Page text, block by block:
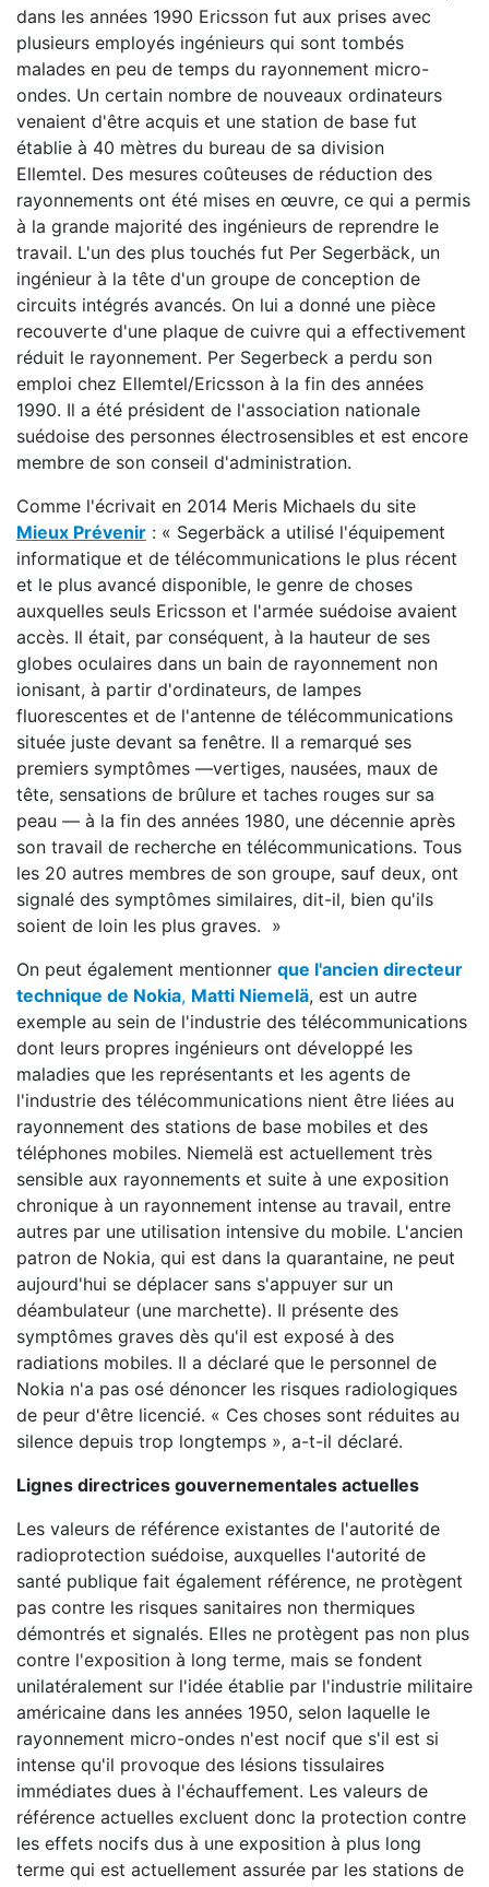
dans les années 1990 Ericsson fut aux prises avec
plusieurs employés ingénieurs qui sont tombés
malades en peu de temps du rayonnement micro-
ondes. Un certain nombre de nouveaux ordinateurs
venaient d'être acquis et une station de base fut
établie à 40 mètres du bureau de sa division
Ellemtel. Des mesures coûteuses de réduction des
rayonnements ont été mises en œuvre, ce qui a permis
à la grande majorité des ingénieurs de reprendre le
travail. L'un des plus touchés fut Per Segerbäck, un
ingénieur à la tête d'un groupe de conception de
circuits intégrés avancés. On lui a donné une pièce
recouverte d'une plaque de cuivre qui a effectivement
réduit le rayonnement. Per Segerbeck a perdu son
emploi chez Ellemtel/Ericsson à la fin des années
1990. Il a été président de l'association nationale
suédoise des personnes électrosensibles et est encore
membre de son conseil d'administration.
Comme l'écrivait en 2014 Meris Michaels du site
Mieux Prévenir : « Segerbäck a utilisé l'équipement
informatique et de télécommunications le plus récent
et le plus avancé disponible, le genre de choses
auxquelles seuls Ericsson et l'armée suédoise avaient
accès. Il était, par conséquent, à la hauteur de ses
globes oculaires dans un bain de rayonnement non
ionisant, à partir d'ordinateurs, de lampes
fluorescentes et de l'antenne de télécommunications
située juste devant sa fenêtre. Il a remarqué ses
premiers symptômes —vertiges, nausées, maux de
tête, sensations de brûlure et taches rouges sur sa
peau — à la fin des années 1980, une décennie après
son travail de recherche en télécommunications. Tous
les 20 autres membres de son groupe, sauf deux, ont
signalé des symptômes similaires, dit-il, bien qu'ils
soient de loin les plus graves. »
On peut également mentionner que l'ancien directeur
technique de Nokia, Matti Niemelä, est un autre
exemple au sein de l'industrie des télécommunications
dont leurs propres ingénieurs ont développé les
maladies que les représentants et les agents de
l'industrie des télécommunications nient être liées au
rayonnement des stations de base mobiles et des
téléphones mobiles. Niemelä est actuellement très
sensible aux rayonnements et suite à une exposition
chronique à un rayonnement intense au travail, entre
autres par une utilisation intensive du mobile. L'ancien
patron de Nokia, qui est dans la quarantaine, ne peut
aujourd'hui se déplacer sans s'appuyer sur un
déambulateur (une marchette). Il présente des
symptômes graves dès qu'il est exposé à des
radiations mobiles. Il a déclaré que le personnel de
Nokia n'a pas osé dénoncer les risques radiologiques
de peur d'être licencié. « Ces choses sont réduites au
silence depuis trop longtemps », a-t-il déclaré.
Lignes directrices gouvernementales actuelles
Les valeurs de référence existantes de l'autorité de
radioprotection suédoise, auxquelles l'autorité de
santé publique fait également référence, ne protègent
pas contre les risques sanitaires non thermiques
démontrés et signalés. Elles ne protègent pas non plus
contre l'exposition à long terme, mais se fondent
unilatéralement sur l'idée établie par l'industrie militaire
américaine dans les années 1950, selon laquelle le
rayonnement micro-ondes n'est nocif que s'il est si
intense qu'il provoque des lésions tissulaires
immédiates dues à l'échauffement. Les valeurs de
référence actuelles excluent donc la protection contre
les effets nocifs dus à une exposition à plus long
terme qui est actuellement assurée par les stations de